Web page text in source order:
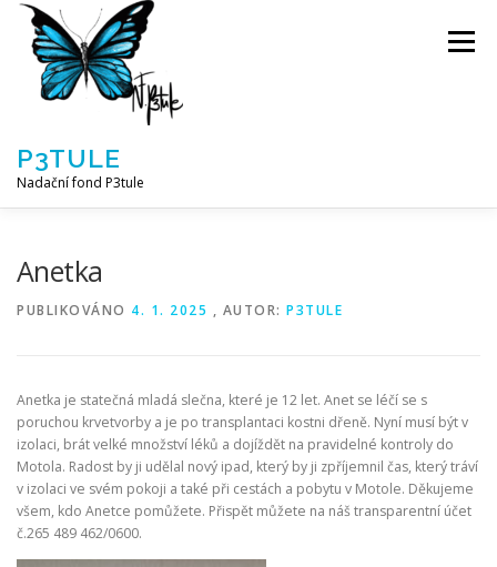
Přeskočit
obsah
P3TULE
Nadační fond P3tule
Menu
AKTUALITY BLOG
Anetka
PUBLIKOVÁNO 4. 1. 2025 , AUTOR: P3TULE
Anetka je statečná mladá slečna, které je 12 let. Anet se léčí se s
poruchou krvetvorby a je po transplantaci kostni dřeně. Nyní musí být v
izolaci, brát velké množství léků a dojíždět na pravidelné kontroly do
Motola. Radost by ji udělal nový ipad, který by ji zpříjemnil čas, který tráví
v izolaci ve svém pokoji a také při cestách a pobytu v Motole. Děkujeme
všem, kdo Anetce pomůžete. Přispět můžete na náš transparentní účet
č.265 489 462/0600.